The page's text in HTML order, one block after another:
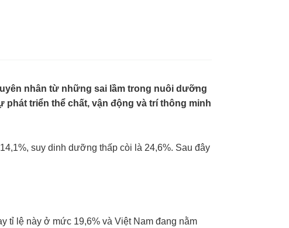
nhân từ những sai lầm trong nuôi dưỡng
phát triển thể chất, vận động và trí thông minh
suy dinh dưỡng thấp còi là 24,6%. Sau đây
tỉ lệ này ở mức 19,6% và Việt Nam đang nằm